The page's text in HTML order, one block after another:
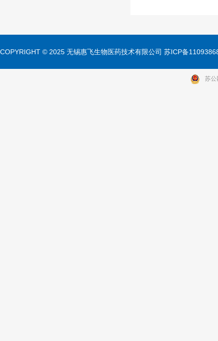
COPYRIGHT © 2025 无锡惠飞生物医药技术有限公司 苏ICP备
苏